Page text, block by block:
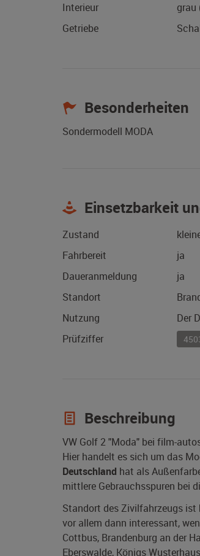
Interieur
grau
Getriebe
Besonderheiten
Sondermodell MODA
Einsetzbarkeit
Zustand
Fahrbereit
ja
Daueranmeldung
ja
Standort
Nutzung
Der
Prüfziffer
Beschreibung
VW Golf 2 "Moda" bei film-
Hier handelt es sich um das
Deutschland hat als
mittlere Gebrauchsspuren bei
Standort des Zivilfahrzeugs ist
vor allem dann interessant,
Cottbus, Brandenburg an der
Eberswalde, Königs